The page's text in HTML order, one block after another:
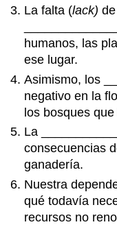
La falta (lack)
humanos, las
ese lugar.
Asimismo, los
negativo en la
los bosques
La
consecuencias
ganadería.
Nuestra
qué todavía
recursos no